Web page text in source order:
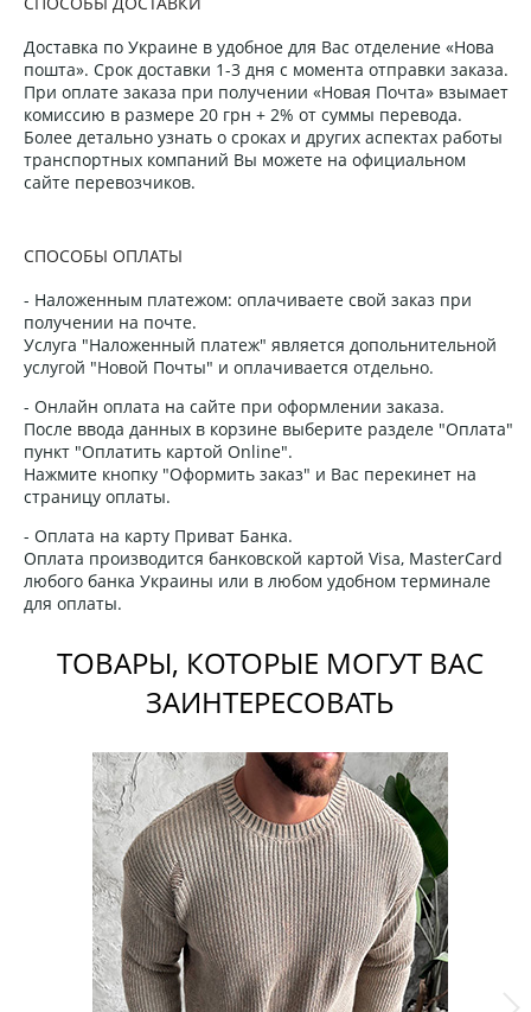
Доставка по Украине в удобное для Вас отделение «Нова
пошта». Срок доставки 1-3 дня с момента отправки заказа.
При оплате заказа при получении «Новая Почта» взымает
комиссию в размере 20 грн + 2% от суммы перевода.
Более детально узнать о сроках и других аспектах работы
транспортных компаний Вы можете на официальном
сайте перевозчиков.
СПОСОБЫ ОПЛАТЫ
- Наложенным платежом: оплачиваете свой заказ при
получении на почте.
Услуга "Наложенный платеж" является допольнительной
услугой "Новой Почты" и оплачивается отдельно.
- Онлайн оплата на сайте при оформлении заказа.
После ввода данных в корзине выберите разделе "Оплата"
пункт "Оплатить картой Online".
Нажмите кнопку "Оформить заказ" и Вас перекинет на
страницу оплаты.
- Оплата на карту Приват Банка.
Оплата производится банковской картой Visa, MasterCard
любого банка Украины или в любом удобном терминале
для оплаты.
ТОВАРЫ, КОТОРЫЕ МОГУТ ВАС
ЗАИНТЕРЕСОВАТЬ